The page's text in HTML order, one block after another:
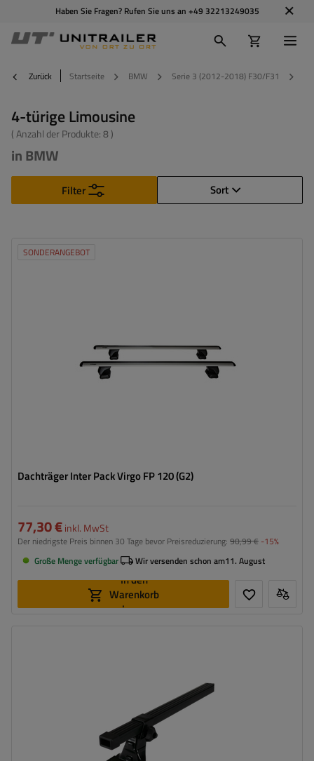
Haben Sie Fragen? Rufen Sie uns an +49 32213249035
Zurück Startseite BMW Serie 3 (2012-2018) F30/F31
4-türige Limousine
( Anzahl der Produkte:8 )
in BMW
Sort
Filter
SONDERANGEBOT
Dachträger Inter Pack Virgo FP 120 (G2)
77,30 €inkl. MwSt
Der niedrigste Preis binnen 30 Tage bevor Preisreduzierung: 90,99 € -15%
Große Menge verfügbar
Wir versenden schon am11. August
In den
Warenkorb
legen